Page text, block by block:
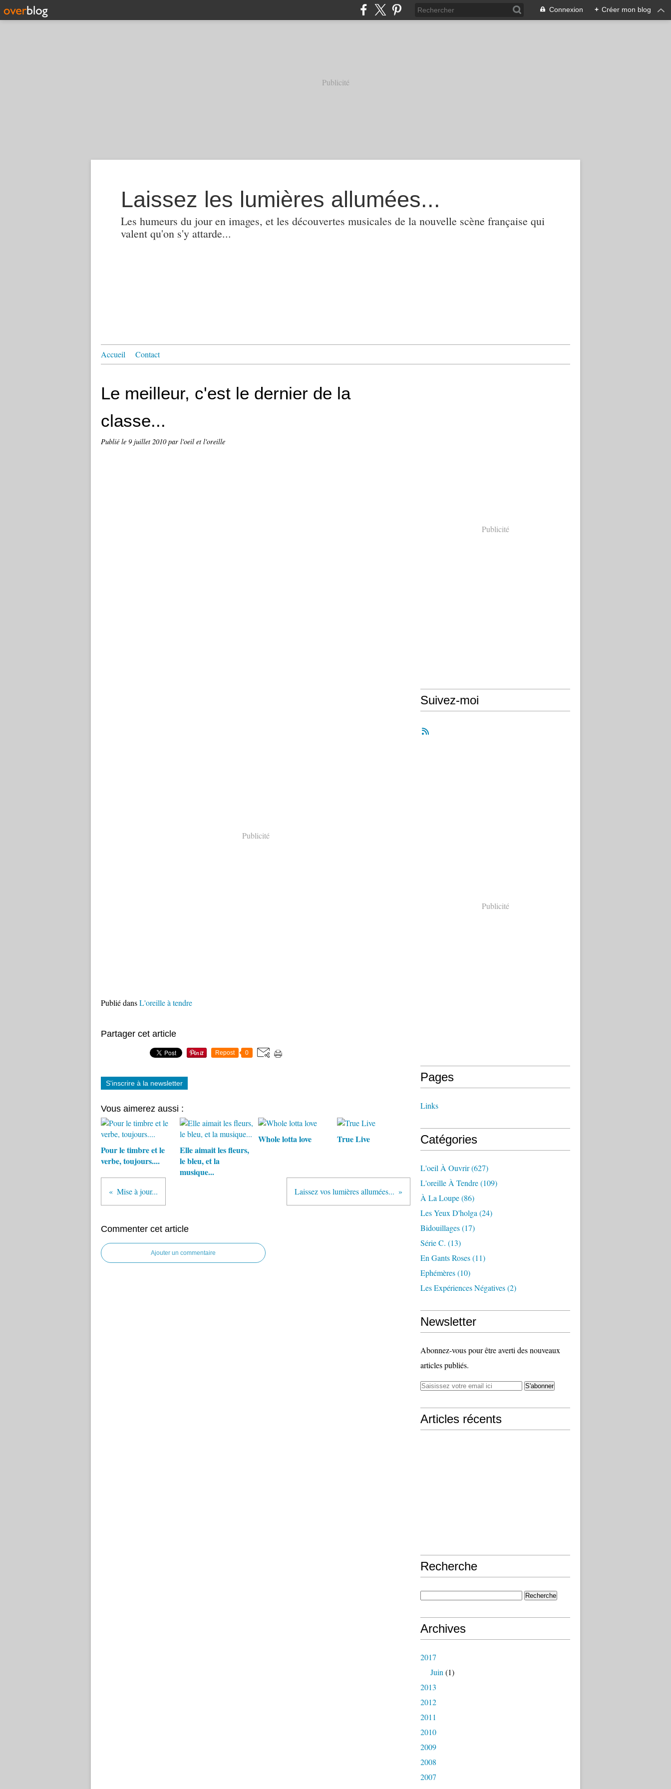
Connexion + Créer mon blog
Publicité
Laissez les lumières allumées...
Les humeurs du jour en images, et les découvertes musicales de la nouvelle scène française qui
valent qu'on s'y attarde...
Accueil Contact
Le meilleur, c'est le dernier de la
classe...
Publié le 9 juillet 2010par l'oeil et l'oreille
Publicité
Publié dansL'oreille à tendre
Partager cet article
Repost 0
S'inscrire à la newsletter
Vous aimerez aussi :
Pour le timbre et le
verbe, toujours....
Elle aimait les fleurs,
le bleu, et la
musique...
Whole lotta love True Live
Mise à jour... Laissez vos lumières allumées...
Commenter cet article
Ajouter un commentaire
Publicité
Suivez-moi
Publicité
Pages
Links
Catégories
L'oeil À Ouvrir(627)
L'oreille À Tendre(109)
À La Loupe(86)
Les Yeux D'holga (24)
Bidouillages(17)
Série C. (13)
En Gants Roses(11)
Ephémères(10)
Les Expériences Négatives(2)
Newsletter
Abonnez-vous pour être averti des nouveaux
articles publiés.
Articles récents
Recherche
Archives
2017
Juin (1)
2013
2012
2011
2010
2009
2008
2007